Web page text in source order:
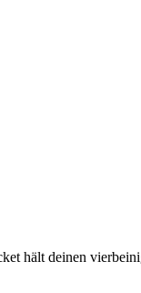
hält deinen